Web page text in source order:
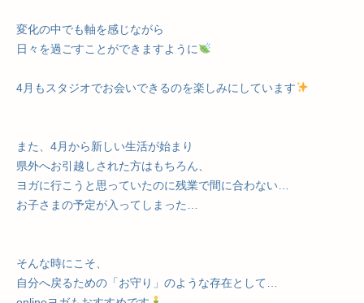
変化の中でも軸を感じながら
日々を過ごすことができますように
4月もスタジオでお会いできるのを楽しみにしています
また、4月から新しい生活が始まり
県外へお引越しされた方はもちろん、
ヨガに行こうと思っていたのに残業で間に合わない…
お子さまの予定が入ってしまった…
そんな時にこそ、
自分へ戻るための「お守り」のような存在として…